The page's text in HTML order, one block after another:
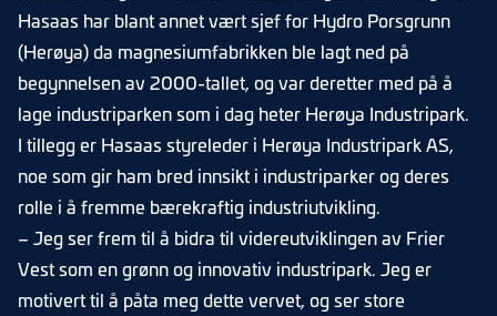
Hasaas har blant annet vært sjef for Hydro Porsgrunn
(Herøya) da magnesiumfabrikken ble lagt ned på
begynnelsen av 2000-tallet, og var deretter med på å
lage industriparken som i dag heter Herøya Industripark.
I tillegg er Hasaas styreleder i Herøya Industripark AS,
noe som gir ham bred innsikt i industriparker og deres
rolle i å fremme bærekraftig industriutvikling.
– Jeg ser frem til å bidra til videreutviklingen av Frier
Vest som en grønn og innovativ industripark. Jeg er
motivert til å påta meg dette vervet, og ser store